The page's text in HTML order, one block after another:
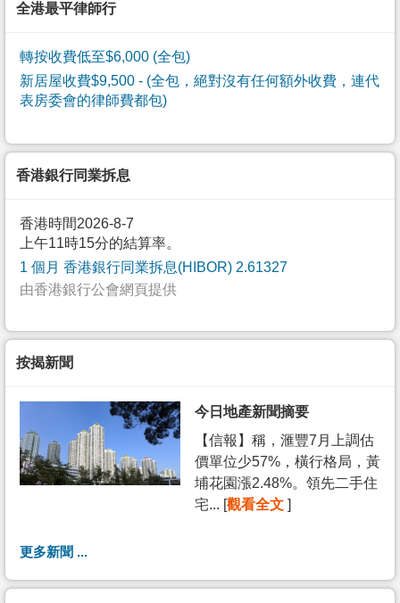
全港最平律師行
轉按收費低至$6,000 (全包)
新居屋收費$9,500 - (全包，絕對沒有任何額外收費，連代
表房委會的律師費都包)
香港銀行同業拆息
香港時間2026-8-7
上午11時15分的結算率。
1 個月 香港銀行同業拆息(HIBOR) 2.61327
由香港銀行公會網頁提供
按揭新聞
今日地產新聞摘要
【信報】稱，滙豐7月上調估
價單位少57%，橫行格局，黃
埔花園漲2.48%。領先二手住
宅... [觀看全文 ]
更多新聞 ...